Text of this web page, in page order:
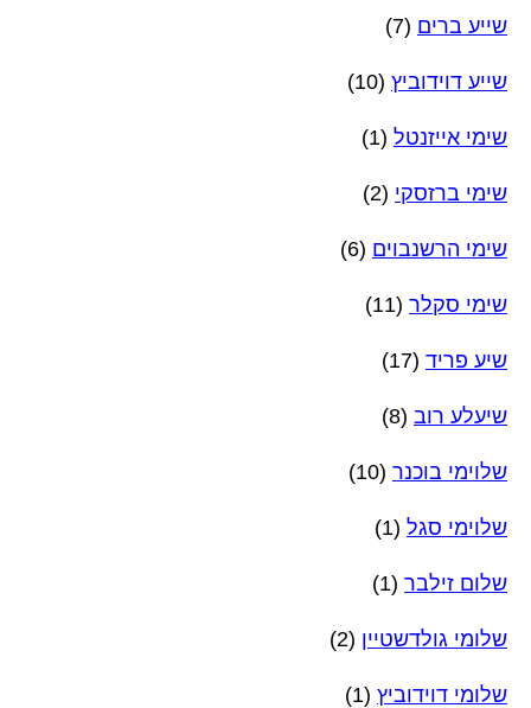
שייע ברים (7)
שייע דוידוביץ (10)
שימי אייזנטל (1)
שימי ברזסקי (2)
שימי הרשנבוים (6)
שימי סקלר (11)
שיע פריד (17)
שיעלע רוב (8)
שלוימי בוכנר (10)
שלוימי סגל (1)
שלום זילבר (1)
שלומי גולדשטיין (2)
שלומי דוידוביץ (1)